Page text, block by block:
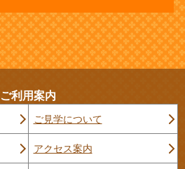
ご利用案内
ご見学について
アクセス案内